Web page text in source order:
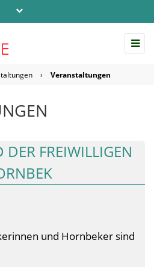
breitenfelde.de
› Veranstaltungen
FREIWILLIGEN
und Hornbeker sind